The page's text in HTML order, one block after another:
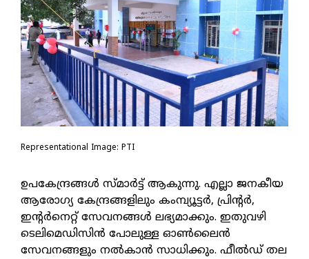
Representational Image: PTI
ഉപകേന്ദ്രങ്ങള്‍ സ്മാര്‍ട്ട് ആകുന്നു. എല്ലാ ജനകീയ
ആരോഗ്യ കേന്ദ്രങ്ങളിലും കംമ്പ്യൂട്ടര്‍, പ്രിന്റര്‍,
ഇന്റര്‍നെറ്റ് സേവനങ്ങള്‍ ലഭ്യമാക്കും. ഇതുവഴി
ടെലിമെഡിസിന്‍ പോലുള്ള ഓണ്‍ലൈന്‍
സേവനങ്ങളും നല്‍കാന്‍ സാധിക്കും. ഫീല്‍ഡ് തല